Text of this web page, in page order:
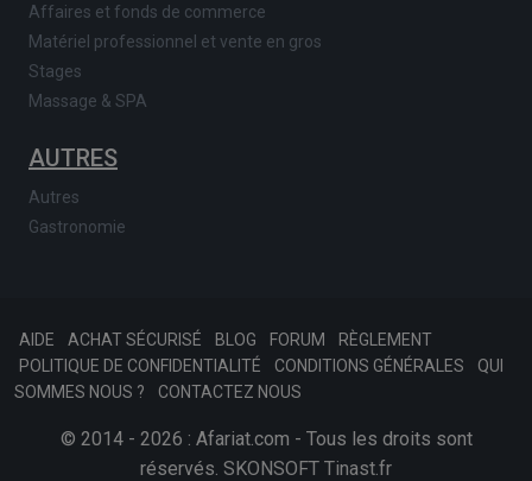
Affaires et fonds de commerce
Matériel professionnel et vente en gros
Stages
Massage & SPA
AUTRES
Autres
Gastronomie
AIDE ACHAT SÉCURISÉ BLOG FORUM
RÈGLEMENT
POLITIQUE DE CONFIDENTIALITÉ
CONDITIONS GÉNÉRALES
QUI
SOMMES NOUS ?
CONTACTEZ NOUS
© 2014 - 2026 : Afariat.com - Tous les droits sont
réservés. SKONSOFT Tinast.fr